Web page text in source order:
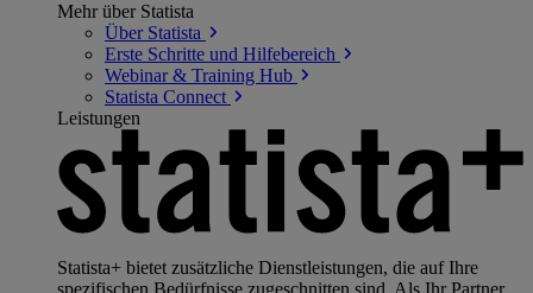
Mehr über Statista
Über Statista
Erste Schritte und Hilfebereich
Webinar & Training Hub
Statista Connect
Leistungen
Statista+ bietet zusätzliche Dienstleistungen, die auf Ihre
spezifischen Bedürfnisse zugeschnitten sind. Als Ihr Partner